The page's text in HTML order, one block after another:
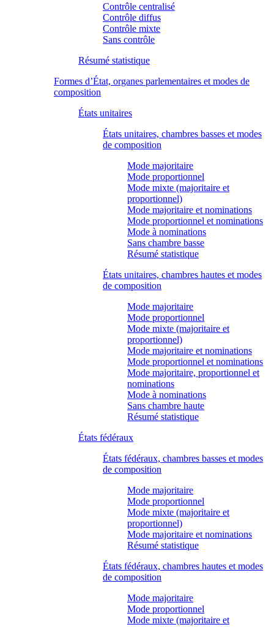
Contrôle centralisé
Contrôle diffus
Contrôle mixte
Sans contrôle
Résumé statistique
Formes d’État, organes parlementaires et modes de
composition
États unitaires
États unitaires, chambres basses et modes
de composition
Mode majoritaire
Mode proportionnel
Mode mixte (majoritaire et
proportionnel)
Mode majoritaire et nominations
Mode proportionnel et nominations
Mode à nominations
Sans chambre basse
Résumé statistique
États unitaires, chambres hautes et modes
de composition
Mode majoritaire
Mode proportionnel
Mode mixte (majoritaire et
proportionnel)
Mode majoritaire et nominations
Mode proportionnel et nominations
Mode majoritaire, proportionnel et
nominations
Mode à nominations
Sans chambre haute
Résumé statistique
États fédéraux
États fédéraux, chambres basses et modes
de composition
Mode majoritaire
Mode proportionnel
Mode mixte (majoritaire et
proportionnel)
Mode majoritaire et nominations
Résumé statistique
États fédéraux, chambres hautes et modes
de composition
Mode majoritaire
Mode proportionnel
Mode mixte (majoritaire et